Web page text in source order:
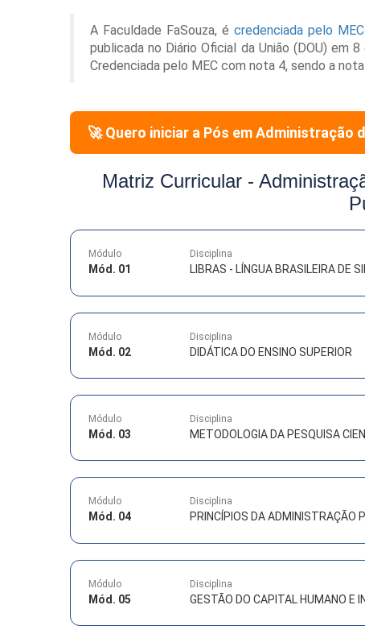
A Faculdade FaSouza, écredenciada pelo MEC
publicada no Diário Oficial da União (DOU) em
Credenciada pelo MEC com nota 4, sendo a
🚀 Quero iniciar a Pós emAdministração
Matriz Curricular -
Módulo
Mód. 01
Disciplina
LIBRAS - LÍNGUA BRASILEIRA DE
Módulo
Mód. 02
Disciplina
DIDÁTICA DO ENSINO SUPERIOR
Módulo
Mód. 03
Disciplina
METODOLOGIA DA PESQUISA
Módulo
Mód. 04
Disciplina
PRINCÍPIOS DA ADMINISTRAÇÃO
Módulo
Mód. 05
Disciplina
GESTÃO DO CAPITAL HUMANO E